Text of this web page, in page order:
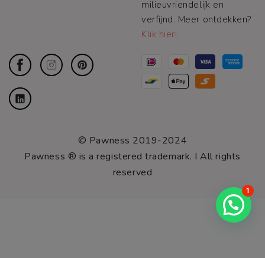
milieuvriendelijk en
verfijnd. Meer ontdekken?
Klik hier!
© Pawness 2019-2024
Pawness ® is a registered trademark. I All rights
reserved
1